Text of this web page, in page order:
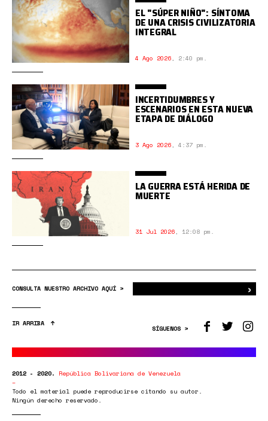
EL "SÚPER NIÑO": SÍNTOMA
DE UNA CRISIS CIVILIZATORIA
INTEGRAL
4 Ago 2026, 2:40 pm.
INCERTIDUMBRES Y
ESCENARIOS EN ESTA NUEVA
ETAPA DE DIÁLOGO
3 Ago 2026, 4:37 pm.
LA GUERRA ESTÁ HERIDA DE
MUERTE
31 Jul 2026, 12:08 pm.
CONSULTA NUESTRO ARCHIVO AQUÍ > ›
IR ARRIBA
SÍGUENOS >
2012 - 2020. República Bolivariana de Venezuela
Todo el material puede reproducirse citando su autor.
Ningún derecho reservado.